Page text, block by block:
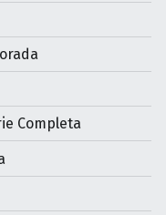
Completa